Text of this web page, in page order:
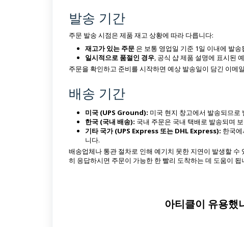
발송 기간
주문 발송 시점은 제품 재고 상황에 따라 다릅니다:
재고가 있는 주문 은 보통 영업일 기준 1일 이내에 발송
일시적으로 품절인 경우, 공식 샵 제품 설명에 표시된
주문을 확인하고 준비를 시작하면 예상 발송일이 담긴 이메
배송 기간
미국 (UPS Ground): 미국 현지 창고에서 발송되므로
한국 (국내 배송): 국내 주문은 국내 택배로 발송되며
기타 국가 (UPS Express 또는 DHL Express): 한국
니다.
배송업체나 통관 절차로 인해 예기치 못한 지연이 발생할
히 응답하시면 주문이 가능한 한 빨리 도착하는 데 도움이 됩
아티클이 유용했